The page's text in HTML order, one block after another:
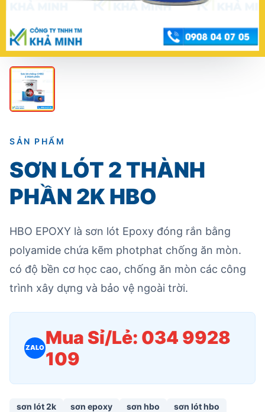
SẢN PHẨM
SƠN LÓT 2 THÀNH
PHẦN 2K HBO
HBO EPOXY là sơn lót Epoxy đóng rắn bằng
polyamide chứa kẽm photphat chống ăn mòn.
có độ bền cơ học cao, chống ăn mòn các công
trình xây dựng và bảo vệ ngoài trời.
ZALO Mua Sỉ/Lẻ: 034 9928
109
sơn lót 2k sơn epoxy sơn hbo
sơn lót hbo